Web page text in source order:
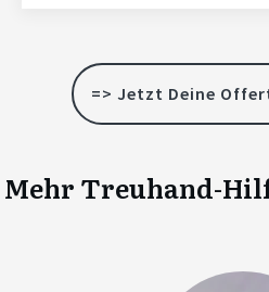
=> Jetzt Deine
Mehr Treuhand-